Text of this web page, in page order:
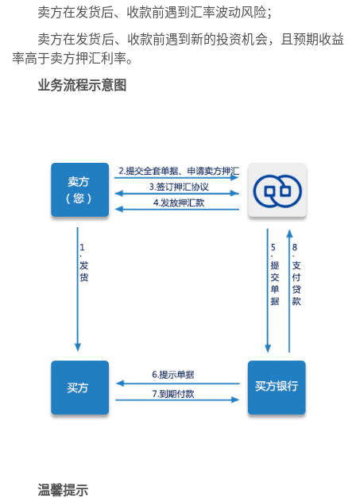
卖方在发货后、收款前遇到汇率波动风险；
卖方在发货后、收款前遇到新的投资机会，且预期收益
率高于卖方押汇利率。
业务流程示意图
温馨提示